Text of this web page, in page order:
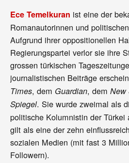
Ece Temelkuran ist eine der
Romanautorinnen und
Aufgrund ihrer oppositionellen
Regierungspartei verlor sie ihre
grossen türkischen
journalistischen Beiträge
Times, dem Guardian, demNew
Spiegel. Sie wurde zweimal als
politische Kolumnistin der Türkei
gilt als eine der zehn
sozialen Medien (mit fast 3
Followern).